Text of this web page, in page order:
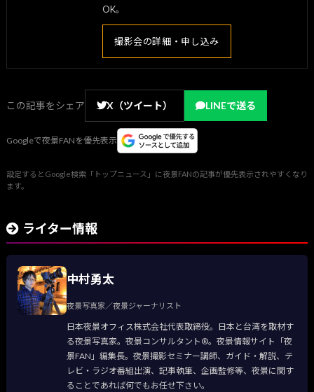
OK。
撮影会の詳細・申し込み
この記事をシェア X（ツイート） LINEで送る
Googleで夜景FANを優先表示
設定するとGoogle検索「トップニュース」に夜景FANの記事が優先表示されやすくなり
ます。
ライター情報
中村勇太
夜景写真家／夜景ジャーナリスト
日本夜景オフィス株式会社代表取締役。日本と台湾を取材す
る夜景写真家。夜景コンサルタント®。夜景情報サイト「夜
景FAN」編集長。夜景撮影セミナー講師、ガイド・解説、テ
レビ・ラジオ番組出演、記事執筆、企画監修等、夜景に関す
ることであれば何でもお任せ下さい。